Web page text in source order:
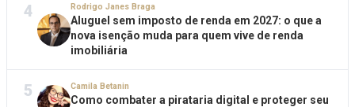
4 Rodrigo Janes Braga
Aluguel sem imposto de renda em 2027: o que a
nova isenção muda para quem vive de renda
imobiliária
5 Camila Betanin
Como combater a pirataria digital e proteger seu